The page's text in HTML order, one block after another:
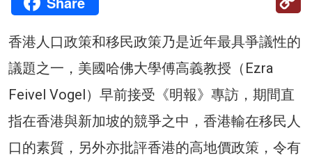
香港人口政策和移民政策乃是近年最具爭議性的
議題之一，美國哈佛大學傅高義教授（Ezra
Feivel Vogel）早前接受《明報》專訪，期間直
指在香港與新加坡的競爭之中，香港輸在移民人
口的素質，另外亦批評香港的高地價政策，令有